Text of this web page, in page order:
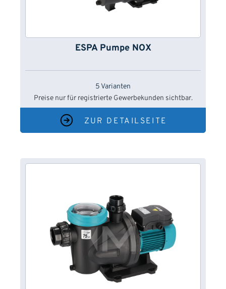
ESPA Pumpe NOX
5 Varianten
Preise nur für registrierte Gewerbekunden sichtbar.
ZUR DETAILSEITE